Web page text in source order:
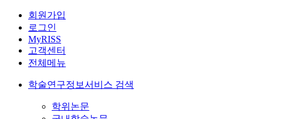
회원가입
로그인
MyRISS
고객센터
전체메뉴
학술연구정보서비스 검색
학위논문